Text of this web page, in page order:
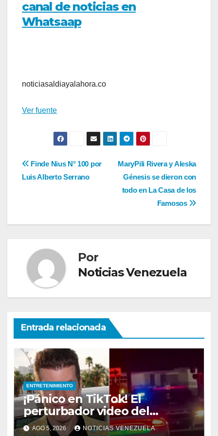
canal de noticias en
Whatsaap
noticiasaldiayalahora.co
Ver fuente
Navegación
MaryPili Rivera y Aleska
Génesis se dieron con
todo en La Casa de los
Famosos
Finde Nius N° 100 por
Luis Alberto Serrano
Por
Noticias Venezuela
Entrada relacionada
ENTRETENIMIENTO
¡Pánico en TikTok! El
perturbador video del
famoso influencer Perez
AGO 5, 2026 NOTICIAS VENEZUELA